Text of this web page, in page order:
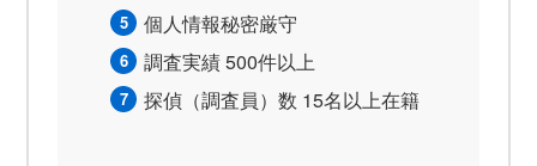
個人情報秘密厳守
調査実績 500件以上
探偵（調査員）数 15名以上在籍